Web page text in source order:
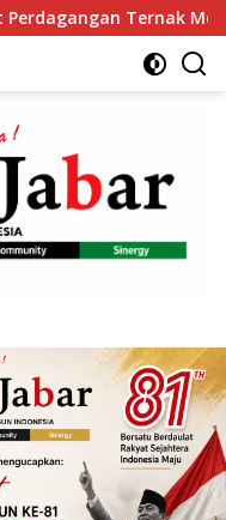
Modern Orang